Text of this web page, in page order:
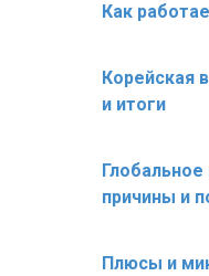
Как
Корейская
и итоги
причины и
Плюсы и